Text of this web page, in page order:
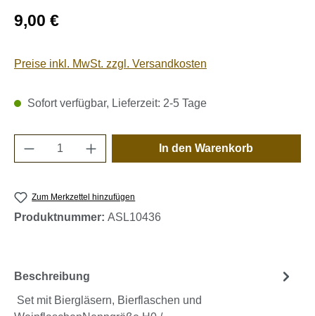
Regulärer Preis:
9,00 €
Preise inkl. MwSt. zzgl. Versandkosten
Sofort verfügbar, Lieferzeit: 2-5 Tage
Produkt Anzahl: Gib den gewünschten
In den Warenkorb
Zum Merkzettel hinzufügen
Produktnummer: ASL10436
Beschreibung
Set mit Biergläsern, Bierflaschen und